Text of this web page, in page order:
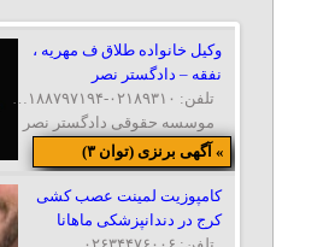
وکیل خانواده طلاق ف مهریه ،
نفقه – دادگستر نصر
موسسه حقوقی دادگستر نصر
» آگهی برنزی (توان ۳)
کامپوزیت لمینت عصب کشی
کرج در دندانپزشکی ماهانا